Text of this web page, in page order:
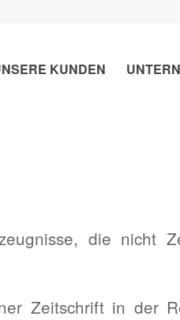
KUNDEN
die nicht
Zeitschrift in der